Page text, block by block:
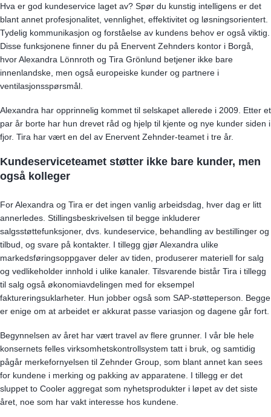
Hva er god kundeservice laget av? Spør du kunstig intelligens er det
blant annet profesjonalitet, vennlighet, effektivitet og løsningsorientert.
Tydelig kommunikasjon og forståelse av kundens behov er også viktig.
Disse funksjonene finner du på Enervent Zehnders kontor i Borgå,
hvor Alexandra Lönnroth og Tira Grönlund betjener ikke bare
innenlandske, men også europeiske kunder og partnere i
ventilasjonsspørsmål.
Alexandra har opprinnelig kommet til selskapet allerede i 2009. Etter et
par år borte har hun drevet råd og hjelp til kjente og nye kunder siden i
fjor. Tira har vært en del av Enervent Zehnder-teamet i tre år.
Kundeserviceteamet støtter ikke bare kunder, men
også kolleger
For Alexandra og Tira er det ingen vanlig arbeidsdag, hver dag er litt
annerledes. Stillingsbeskrivelsen til begge inkluderer
salgsstøttefunksjoner, dvs. kundeservice, behandling av bestillinger og
tilbud, og svare på kontakter. I tillegg gjør Alexandra ulike
markedsføringsoppgaver deler av tiden, produserer materiell for salg
og vedlikeholder innhold i ulike kanaler. Tilsvarende bistår Tira i tillegg
til salg også økonomiavdelingen med for eksempel
faktureringsuklarheter. Hun jobber også som SAP-støtteperson. Begge
er enige om at arbeidet er akkurat passe variasjon og dagene går fort.
Begynnelsen av året har vært travel av flere grunner. I vår ble hele
konsernets felles virksomhetskontrollsystem tatt i bruk, og samtidig
pågår merkefornyelsen til Zehnder Group, som blant annet kan sees
for kundene i merking og pakking av apparatene. I tillegg er det
sluppet to Cooler aggregat som nyhetsprodukter i løpet av det siste
året, noe som har vakt interesse hos kundene.